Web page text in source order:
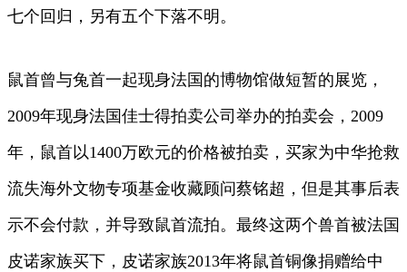
七个回归，另有五个下落不明。
鼠首曾与兔首一起现身法国的博物馆做短暂的展览，
2009年现身法国佳士得拍卖公司举办的拍卖会，2009
年，鼠首以1400万欧元的价格被拍卖，买家为中华抢救
流失海外文物专项基金收藏顾问蔡铭超，但是其事后表
示不会付款，并导致鼠首流拍。最终这两个兽首被法国
皮诺家族买下，皮诺家族2013年将鼠首铜像捐赠给中